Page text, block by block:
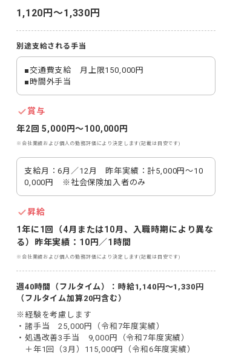
1,120円〜1,330円
別途支給される手当
■交通費支給　月上限150,000円
■時間外手当
賞与
年2回 5,000円〜100,000円
※会社業績および個人の勤務評価により決定します(記載は目安です)
支給月：6月／12月　昨年実績：計5,000円～10
0,000円　※社会保険加入者のみ
昇給
1年に1回（4月または10月、入職時期により異な
る）昨年実績：10円／1時間
※会社業績および個人の勤務評価により決定します(記載は目安です)
週40時間（フルタイム）：時給1,140円～1,330円
（フルタイム加算20円含む）
※経験を考慮します
・諸手当　25,000円（令和7年度実績）
・処遇改善3手当　9,000円（令和7年度実績）
＋年1回（3月）115,000円（令和6年度実績）